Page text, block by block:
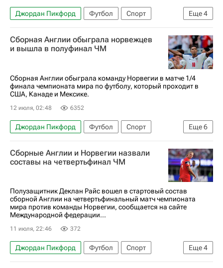
Алексис Макаллистер
Еще4
Джордан Пикфорд Футбол
Спорт
Международная федерация футбола (ФИФА)
ЧМ по футболу 2026
Джуд Беллингем
Сборная Англии обыграла норвежцев
и вышла в полуфинал ЧМ
Сборная Англии обыграла команду Норвегии в матче 1/4
финала чемпионата мира по футболу, который проходит в
США, Канаде и Мексике.
12 июля, 02:48 6352
Еще6
Джордан Пикфорд Футбол
Спорт
Англия
ЧМ по футболу 2026
Андреас Шельдеруп
Джуд Беллингем
США
Сборные Англии и Норвегии назвали
составы на четвертьфинал ЧМ
Полузащитник Деклан Райс вошел в стартовый состав
сборной Англии на четвертьфинальный матч чемпионата
мира против команды Норвегии, сообщается на сайте
Международной федерации...
11 июля, 22:46 372
Еще4
Джордан Пикфорд Футбол
Спорт
Деклан Райс
Марк Гехи